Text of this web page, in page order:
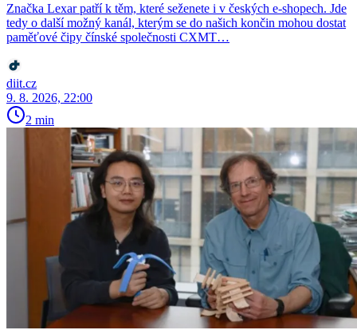
Značka Lexar patří k těm, které seženete i v českých e-shopech. Jde
tedy o další možný kanál, kterým se do našich končin mohou dostat
paměťové čipy čínské společnosti CXMT…
diit.cz
9. 8. 2026, 22:00
2 min